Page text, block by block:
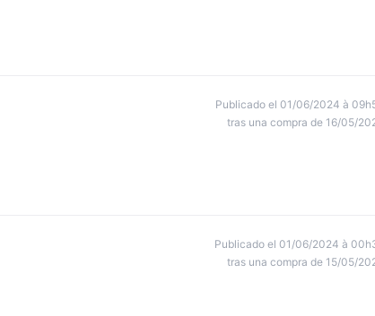
Publicado el 01/06/2024 à
tras una compra de 16/05/
Publicado el 01/06/2024 à
tras una compra de 15/05/